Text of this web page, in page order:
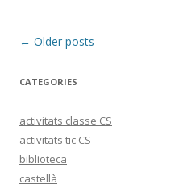
Post
← Older posts
CATEGORIES
activitats classe CS
activitats tic CS
biblioteca
castellà